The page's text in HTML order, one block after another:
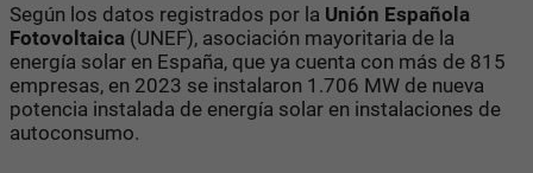
Según los datos registrados por la Unión Española
Fotovoltaica (UNEF), asociación mayoritaria de la
energía solar en España, que ya cuenta con más de 815
empresas, en 2023 se instalaron 1.706 MW de nueva
potencia instalada de energía solar en instalaciones de
autoconsumo.